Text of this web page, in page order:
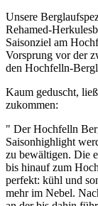
Unsere
Rehamed-
Saisonziel am
Vorsprung vor der
den Hochfelln-
Kaum geduscht,
zukommen:
" Der Hochfelln
Saisonhighlight
zu bewältigen. Die
bis hinauf zum
perfekt: kühl und
mehr im Nebel.